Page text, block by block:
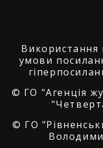
Використання
умови
© ГО "Агенція
© ГО